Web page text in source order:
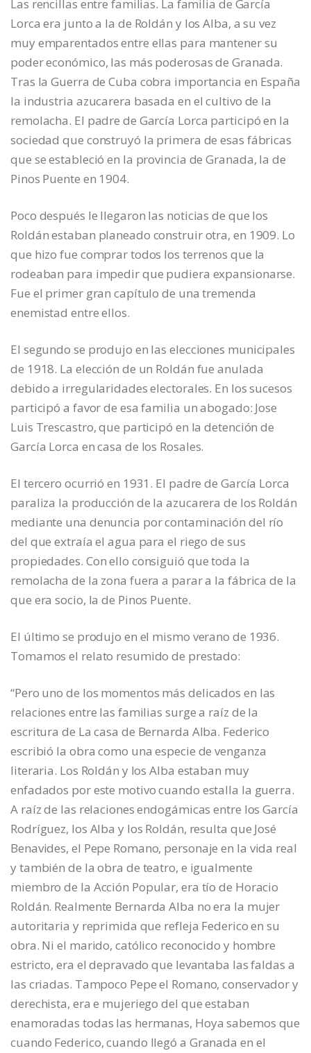
Las rencillas entre familias. La familia de García
Lorca era junto a la de Roldán y los Alba, a su vez
muy emparentados entre ellas para mantener su
poder económico, las más poderosas de Granada.
Tras la Guerra de Cuba cobra importancia en España
la industria azucarera basada en el cultivo de la
remolacha. El padre de García Lorca participó en la
sociedad que construyó la primera de esas fábricas
que se estableció en la provincia de Granada, la de
Pinos Puente en 1904.
Poco después le llegaron las noticias de que los
Roldán estaban planeado construir otra, en 1909. Lo
que hizo fue comprar todos los terrenos que la
rodeaban para impedir que pudiera expansionarse.
Fue el primer gran capítulo de una tremenda
enemistad entre ellos.
El segundo se produjo en las elecciones municipales
de 1918. La elección de un Roldán fue anulada
debido a irregularidades electorales. En los sucesos
participó a favor de esa familia un abogado: Jose
Luis Trescastro, que participó en la detención de
García Lorca en casa de los Rosales.
El tercero ocurrió en 1931. El padre de García Lorca
paraliza la producción de la azucarera de los Roldán
mediante una denuncia por contaminación del río
del que extraía el agua para el riego de sus
propiedades. Con ello consiguió que toda la
remolacha de la zona fuera a parar a la fábrica de la
que era socio, la de Pinos Puente.
El último se produjo en el mismo verano de 1936.
Tomamos el relato resumido de prestado:
“Pero uno de los momentos más delicados en las
relaciones entre las familias surge a raíz de la
escritura de La casa de Bernarda Alba. Federico
escribió la obra como una especie de venganza
literaria. Los Roldán y los Alba estaban muy
enfadados por este motivo cuando estalla la guerra.
A raíz de las relaciones endogámicas entre los García
Rodríguez, los Alba y los Roldán, resulta que José
Benavides, el Pepe Romano, personaje en la vida real
y también de la obra de teatro, e igualmente
miembro de la Acción Popular, era tío de Horacio
Roldán. Realmente Bernarda Alba no era la mujer
autoritaria y reprimida que refleja Federico en su
obra. Ni el marido, católico reconocido y hombre
estricto, era el depravado que levantaba las faldas a
las criadas. Tampoco Pepe el Romano, conservador y
derechista, era e mujeriego del que estaban
enamoradas todas las hermanas, Hoya sabemos que
cuando Federico, cuando llegó a Granada en el